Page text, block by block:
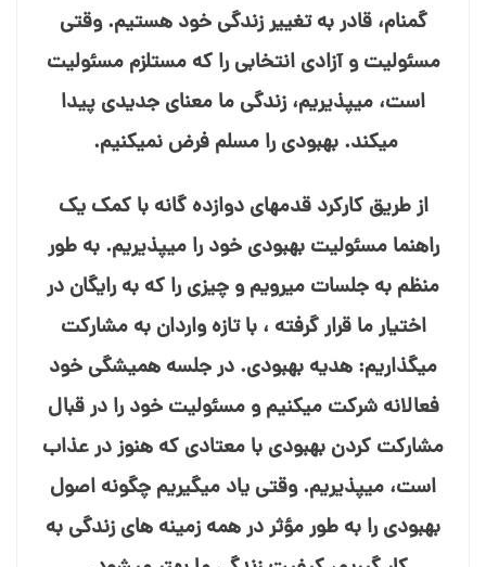
گمنام، قادر به تغییر زندگی خود هستیم. وقتی
مسئولیت و آزادی انتخابی را که مستلزم مسئولیت
است، می⁯پذیریم، زندگی ما معنای جدیدی پیدا
می⁯کند. بهبودی را مسلم فرض نمی⁯کنیم.
از طریق کارکرد قدمهای دوازده⁯ گانه با کمک یک
راهنما مسئولیت بهبودی خود را می⁯پذیریم. به طور
منظم به جلسات می⁯رویم و چیزی را که به رایگان در
اختیار ما قرار گرفته ، با تازه⁯ واردان به مشارکت
می⁯گذاریم: هدیه بهبودی. در جلسه همیشگی خود
فعالانه شرکت می⁯کنیم و مسئولیت خود را در قبال
مشارکت کردن بهبودی با معتادی که هنوز در عذاب
است، می⁯پذیریم. وقتی یاد می⁯گیریم چگونه اصول
بهبودی را به طور مؤثر در همه زمینه⁯ های زندگی به